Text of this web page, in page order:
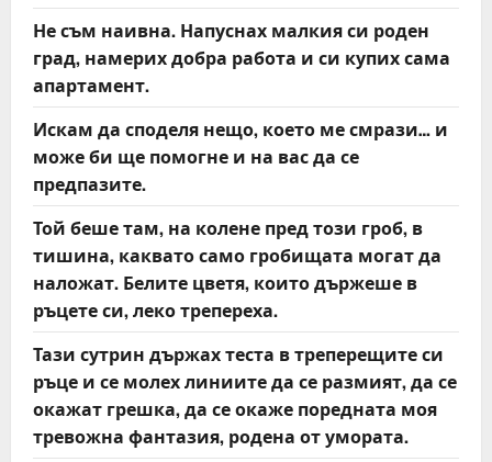
Не съм наивна. Напуснах малкия си роден
град, намерих добра работа и си купих сама
апартамент.
Искам да споделя нещо, което ме смрази… и
може би ще помогне и на вас да се
предпазите.
Той беше там, на колене пред този гроб, в
тишина, каквато само гробищата могат да
наложат. Белите цветя, които държеше в
ръцете си, леко трепереха.
Тази сутрин държах теста в треперещите си
ръце и се молех линиите да се размият, да се
окажат грешка, да се окаже поредната моя
тревожна фантазия, родена от умората.